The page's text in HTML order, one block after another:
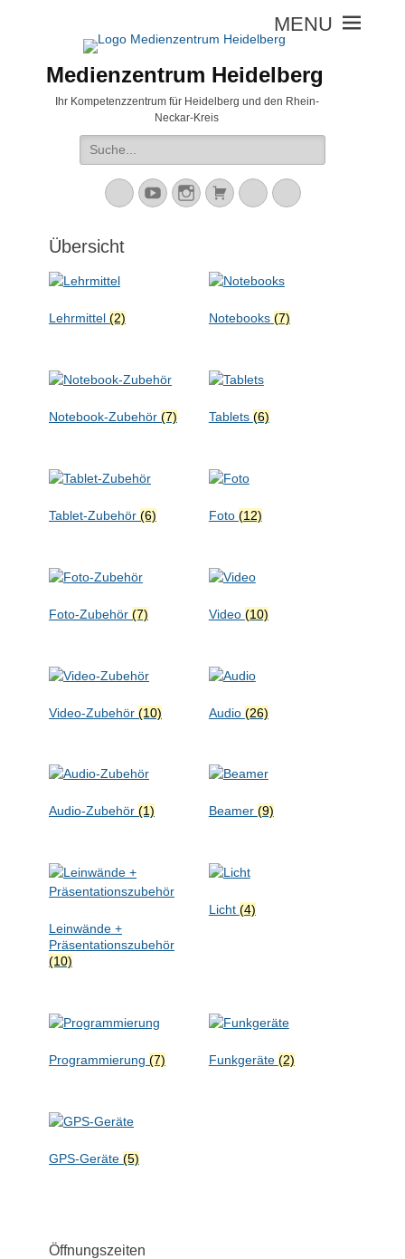
Medienzentrum Heidelberg
Ihr Kompetenzzentrum für Heidelberg und den Rhein-
Neckar-Kreis
Suche
nach:
Mastodon
YouTubeInstagramWarenkorb
CloudPeertube
Übersicht
Lehrmittel (2) Notebooks (7)
Notebook-Zubehör (7) Tablets (6)
Tablet-Zubehör (6) Foto (12)
Foto-Zubehör (7) Video (10)
Video-Zubehör (10) Audio (26)
Audio-Zubehör (1) Beamer (9)
Leinwände +
Präsentationszubehör
(10)
Licht (4)
Programmierung (7) Funkgeräte (2)
GPS-Geräte (5)
Öffnungszeiten